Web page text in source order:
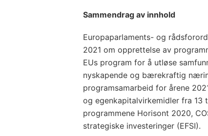
Sammendrag av innhold
Europaparlaments- og
2021 om opprettelse av
EUs program for å utløse
nyskapende og bærekraftig
programsamarbeid for årene
og egenkapitalvirkemidler fra 13
programmene Horisont 2020,
strategiske investeringer (EFSI).